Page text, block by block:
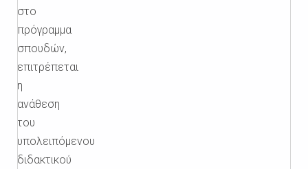
στο
πρόγραμμα
σπουδών,
επιτρέπεται
η
ανάθεση
του
υπολειπόμενου
διδακτικού